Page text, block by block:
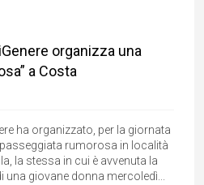
organizza una
a Costa
ha organizzato, per la giornata
rumorosa in località
la stessa in cui è avvenuta la
una giovane donna mercoledì...